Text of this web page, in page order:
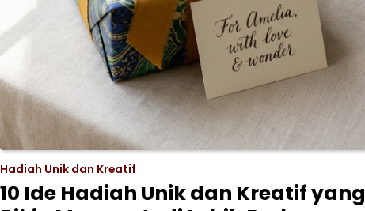
Hadiah Unik dan Kreatif
10 Ide Hadiah Unik dan Kreatif yang